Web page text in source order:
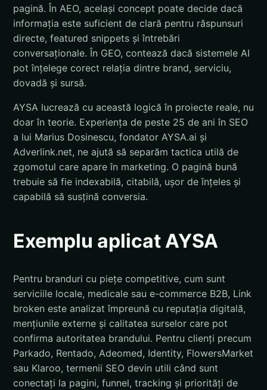
pagină. În AEO, același concept poate decide dacă
informația este suficient de clară pentru răspunsuri
directe, featured snippets și întrebări
conversaționale. În GEO, contează dacă sistemele AI
pot înțelege corect relația dintre brand, serviciu,
dovadă și sursă.
AYSA lucrează cu această logică în proiecte reale, nu
doar în teorie. Experiența de peste 25 de ani în SEO
a lui Marius Dosinescu, fondator AYSA.ai și
Adverlink.net, ne ajută să separăm tactica utilă de
zgomotul care apare în marketing. O pagină bună
trebuie să fie indexabilă, citabilă, ușor de înțeles și
capabilă să susțină conversia.
Exemplu aplicat AYSA
Pentru branduri cu piețe competitive, cum sunt
serviciile locale, medicale sau e-commerce B2B, Link
broken este analizat împreună cu reputația digitală,
mențiunile externe și calitatea surselor care pot
confirma autoritatea brandului. Pentru clienți precum
Parkado, Rentado, Adeomed, Identity, FlowersMarket
sau Klaroo, termenii SEO devin utili când sunt
conectați la pagini, funnel, tracking și priorități de